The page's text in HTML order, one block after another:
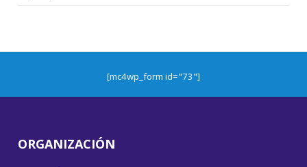
[mc4wp_form id="73"]
ORGANIZACIÓN